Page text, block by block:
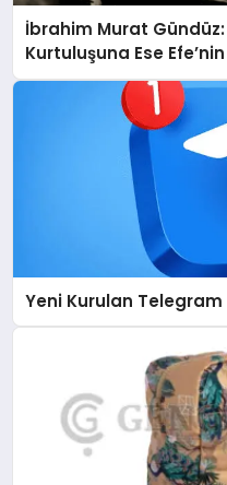
İbrahim Murat
Kurtuluşuna Ese
Yeni Kurulan Telegram